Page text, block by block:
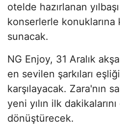
otelde hazırlanan
konserlerle
sunacak.
NG Enjoy, 31 Aralık
en sevilen şarkıları
karşılayacak. Zara'nın
yeni yılın ilk
dönüştürecek.